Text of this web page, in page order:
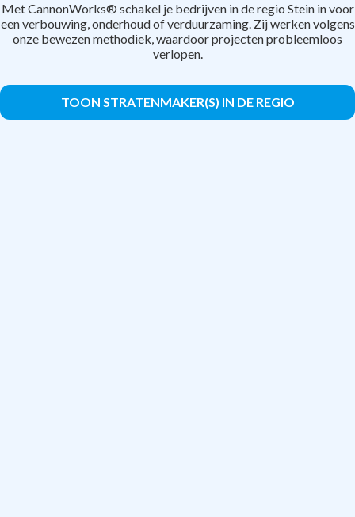
Met CannonWorks® schakel je bedrijven in de regio Stein in voor
een verbouwing, onderhoud of verduurzaming. Zij werken volgens
onze bewezen methodiek, waardoor projecten probleemloos
verlopen.
TOON STRATENMAKER(S) IN DE REGIO